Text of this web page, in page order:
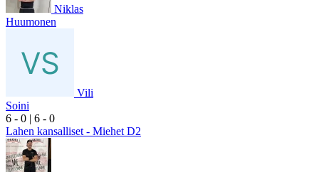
Niklas
Huumonen
Vili
Soini
6 - 0 | 6 - 0
Lahen kansalliset - Miehet D2